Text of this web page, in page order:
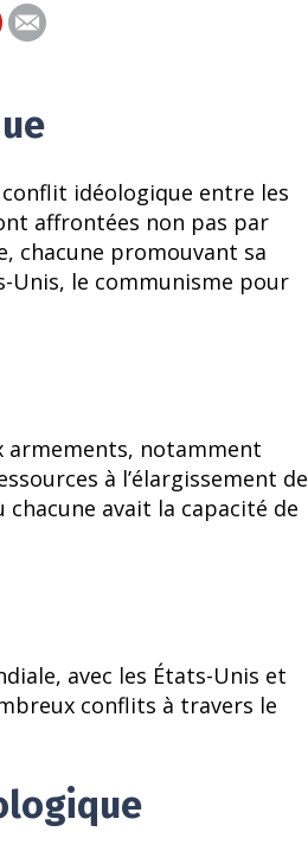
idéologique entre les
affrontées non pas par
chacune promouvant sa
Unis, le communisme pour
armements, notamment
à l’élargissement de
avait la capacité de
avec les États-Unis et
conflits à travers le